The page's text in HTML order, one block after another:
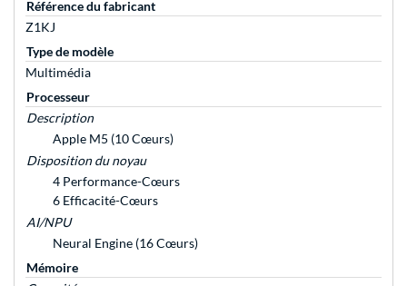
Référence du fabricant
Z1KJ
Type de modèle
Multimédia
Processeur
Description
Apple M5 (10 Cœurs)
Disposition du noyau
4 Performance-Cœurs
6 Efficacité-Cœurs
AI/NPU
Neural Engine (16 Cœurs)
Mémoire